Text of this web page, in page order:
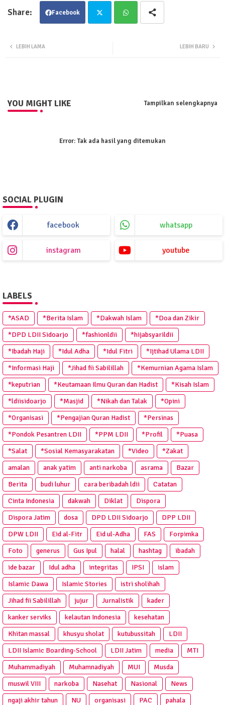
Facebook
LEBIH BARU
LEBIH LAMA
YOU MIGHT LIKE Tampilkan selengkapnya
Error:Tak ada hasil yang ditemukan
SOCIAL PLUGIN
facebook whatsapp
instagram youtube
LABELS
*ASAD *Berita Islam *Dakwah Islam
*Doa dan Zikir
*DPD LDII Sidoarjo
*fashionldii
*hijabsyarildii
*Ibadah Haji
*Idul Adha *Idul Fitri
*Ijtihad Ulama LDII
*Informasi Haji
*Jihad fii Sabilillah
*Kemurnian Agama Islam
*keputrian
*Keutamaan Ilmu Quran dan Hadist
*Kisah Islam
*ldiisidoarjo
*Masjid *Nikah dan Talak
*Opini
*Organisasi
*Pengajian Quran Hadist
*Persinas
*Pondok Pesantren LDII
*PPM LDII *Profil
*Puasa
*Salat
*Sosial Kemasyarakatan *Video
*Zakat
amalan
anak yatim anti narkoba asrama
Bazar
Berita
budi luhur cara beribadah ldii
Catatan
Cinta Indonesia
dakwah Diklat
Dispora
Dispora Jatim
dosa DPD LDII Sidoarjo
DPP LDII
DPW LDII
Eid al-Fitr Eid ul-Adha FAS
Forpimka
Foto
generus Gus Ipul halal hashtag
ibadah
ide bazar
Idul adha integritas IPSI
islam
Islamic Dawa
Islamic Stories
istri sholihah
Jihad fii Sabilillah
jujur Jurnalistik
kader
kanker serviks
kelautan Indonesia
kesehatan
Khitan massal
khusyu sholat kutubussitah
LDII
LDII Islamic Boarding-School
LDII Jatim media
MTI
Muhammadiyah
Muhamnadiyah MUI
Musda
muswil VIII
narkoba Nasehat Nasional
News
ngaji akhir tahun
NU organisasi PAC
pahala